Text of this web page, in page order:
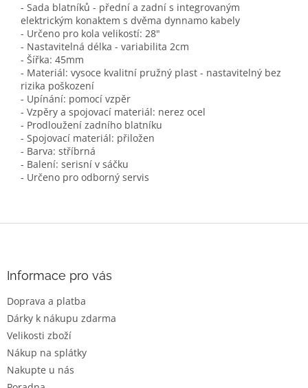
- Sada blatníků - přední a zadní s integrovaným
elektrickým konaktem s dvěma dynnamo kabely
- Určeno pro kola velikostí: 28"
- Nastavitelná délka - variabilita 2cm
- Šířka: 45mm
- Materiál: vysoce kvalitní pružný plast - nastavitelný bez
rizika poškození
- Upínání: pomocí vzpěr
- Vzpěry a spojovací materiál: nerez ocel
- Prodloužení zadního blatníku
- Spojovací materiál: přiložen
- Barva: stříbrná
- Balení: serisní v sáčku
- Určeno pro odborný servis
Informace pro vás
Doprava a platba
Dárky k nákupu zdarma
Velikosti zboží
Nákup na splátky
Nakupte u nás